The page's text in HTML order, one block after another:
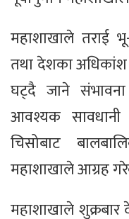
महाशाखाले तराई
तथा देशका अधिकांश
घट्दै जाने
आवश्यक
चिसोबाट
महाशाखाले आग्रह
महाशाखाले शुक्रबार